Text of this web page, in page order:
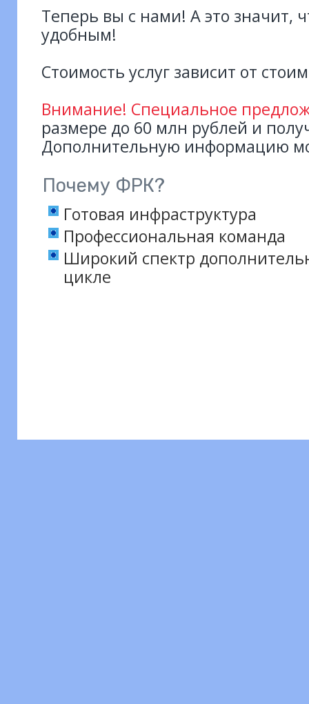
Теперь вы с нами! А это значит,
удобным!
Стоимость услуг зависит от
Внимание! Специальное
размере до 60 млн рублей и
Дополнительную информацию
Почему ФРК?
Готовая инфраструктура
Профессиональная команда
Широкий спектр
цикле